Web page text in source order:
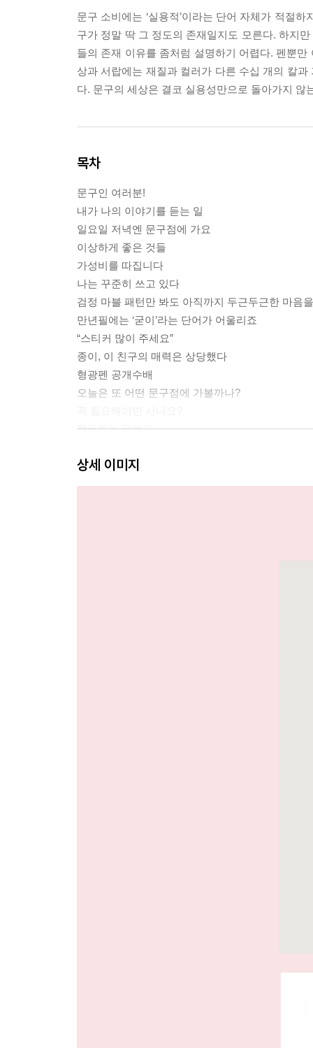
문구 소비에는 ‘실용적’이라는 단어 자체가 적절
구가 정말 딱 그 정도의 존재일지도 모른다. 하지
들의 존재 이유를 좀처럼 설명하기 어렵다. 펜뿐
상과 서랍에는 재질과 컬러가 다른 수십 개의 칼
다. 문구의 세상은 결코 실용성만으로 돌아가지 않
목차
문구인 여러분!
내가 나의 이야기를 듣는 일
일요일 저녁엔 문구점에 가요
이상하게 좋은 것들
가성비를 따집니다
나는 꾸준히 쓰고 있다
검정 마블 패턴만 봐도 아직까지 두근두근한 마음
만년필에는 ‘굳이’라는 단어가 어울리죠
“스티커 많이 주세요”
종이, 이 친구의 매력은 상당했다
형광펜 공개수배
오늘은 또 어떤 문구점에 가볼까나?
행동하는 문방구
이것도 문구입니까?
#다꾸 #손글씨 릴레이
상세 이미지